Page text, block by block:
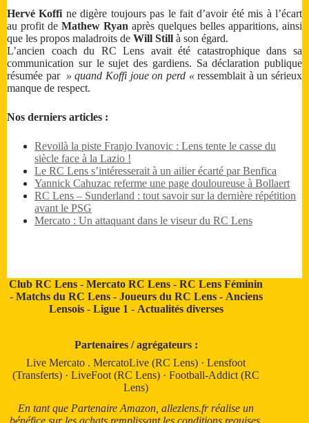
Hervé Koffi ne digère toujours pas le fait d’avoir été mis à l’écart
au profit de Mathew Ryan après quelques belles apparitions, ainsi
que les propos maladroits de Will Still à son égard.
L’ancien coach du RC Lens avait été catastrophique dans sa
communication sur le sujet des gardiens. Sa déclaration publique
résumée par » quand Koffi joue on perd «ressemblait à un sérieux
manque de respect.
Nos derniers articles :
Revoilà la piste Franjo Ivanovic : Lens tente le casse du
siècle face à la Lazio !
Le RC Lens s’intéresserait à un ailier écarté par Benfica
Yannick Cahuzac referme une page douloureuse à Bollaert
RC Lens – Sunderland : tout savoir sur la dernière répétition
avant le PSG
Mercato : Un attaquant dans le viseur du RC Lens
Club RC Lens -Mercato RC Lens -RC Lens Féminin
- Matchs du RC Lens- Joueurs du RC Lens- Anciens
Lensois- Ligue 1 - Actualités diverses
Partenaires / agrégateurs :
Live Mercato .MercatoLive (RC Lens) ·Lensfoot
(Transferts) ·LiveFoot (RC Lens) ·Football-Addict (RC
Lens)
En tant que Partenaire Amazon, allezlens.fr réalise un
bénéfice sur les achats remplissant les conditions requises.